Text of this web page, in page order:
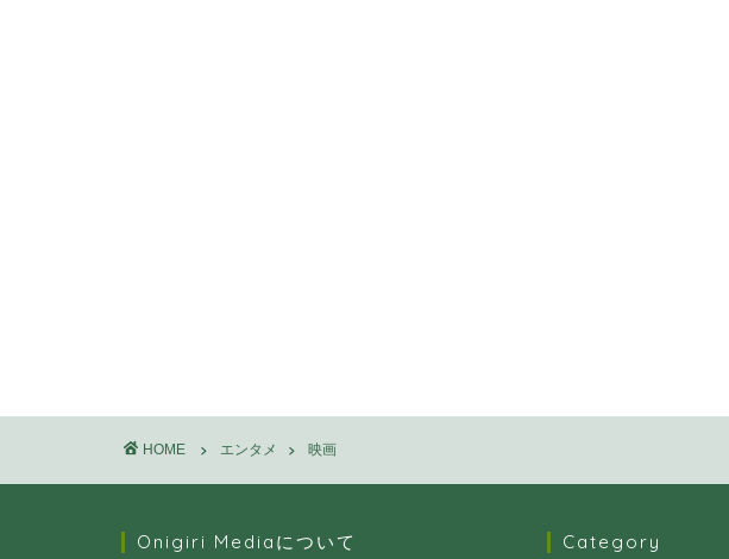
HOME エンタメ 映画
Onigiri Mediaについて Category